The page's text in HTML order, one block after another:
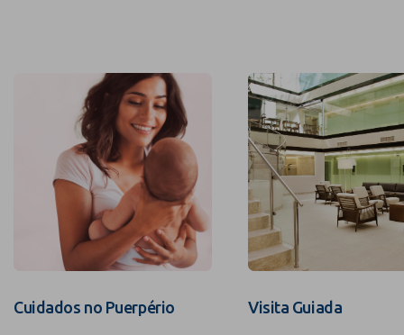
Cuidados no Puerpério Visita Guiada